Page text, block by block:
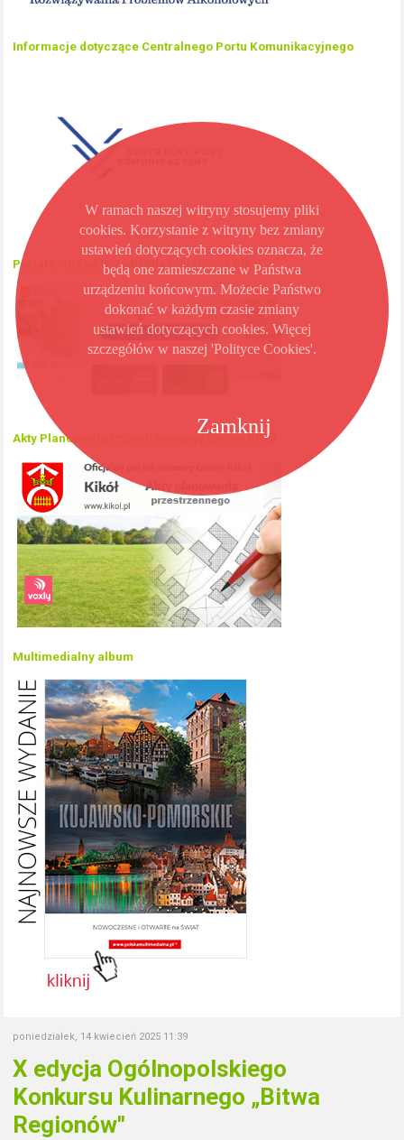
Informacje dotyczące Centralnego Portu Komunikacyjnego
Portal E-Urząd Urzędu Miasta i Gminy Kikół
Akty Planowania Przestrzennego Gminy Kikół
Multimedialny album
poniedziałek, 14 kwiecień 2025 11:39
X edycja Ogólnopolskiego
Konkursu Kulinarnego „Bitwa
Regionów"
Zamknij
W ramach naszej witryny stosujemy pliki
cookies. Korzystanie z witryny bez zmiany
ustawień dotyczących cookies oznacza, że
będą one zamieszczane w Państwa
urządzeniu końcowym. Możecie Państwo
dokonać w każdym czasie zmiany
ustawień dotyczących cookies. Więcej
szczegółów w naszej 'Polityce Cookies'.